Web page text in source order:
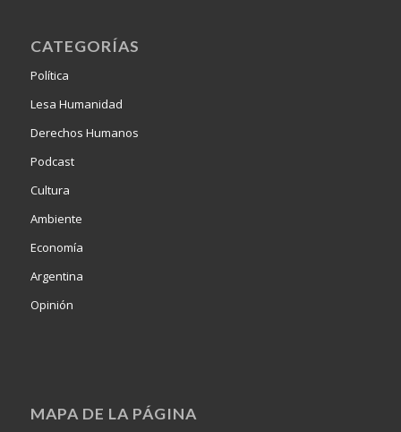
CATEGORÍAS
Política
Lesa Humanidad
Derechos Humanos
Podcast
Cultura
Ambiente
Economía
Argentina
Opinión
MAPA DE LA PÁGINA